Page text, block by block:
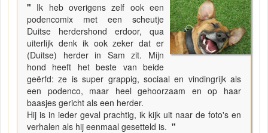
" Ik heb overigens zelf ook een
podencomix met een scheutje
Duitse herdershond erdoor, qua
uiterlijk denk ik ook zeker dat er
(Duitse) herder in Sam zit. Mijn
hond heeft het beste van beide
geërfd: ze is super grappig, sociaal en vindingrijk als
een podenco, maar heel gehoorzaam en op haar
baasjes gericht als een herder.
Hij is in ieder geval prachtig, ik kijk uit naar de foto's en
verhalen als hij eenmaal gesetteld is. "